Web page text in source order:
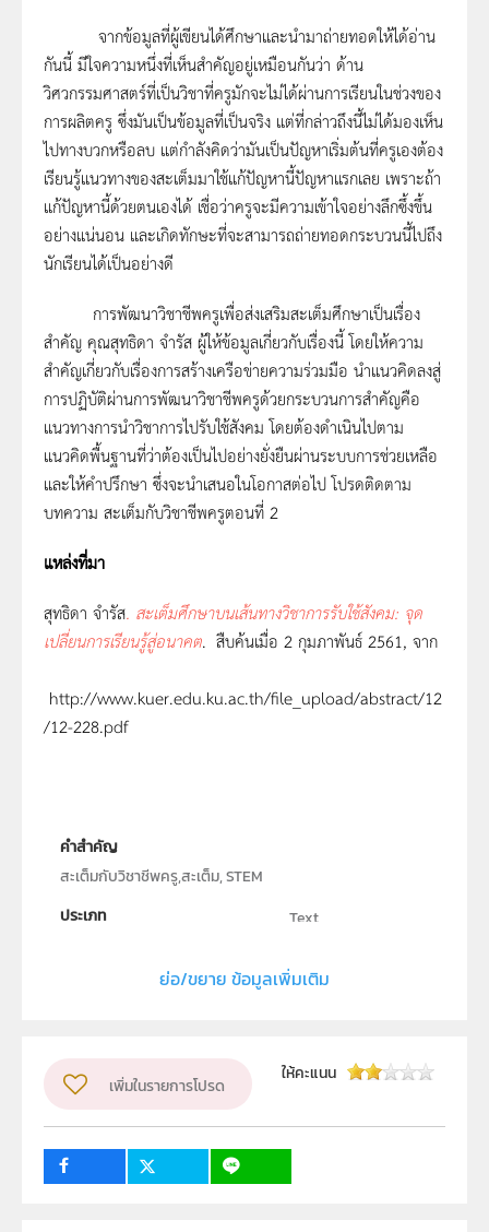
จากข้อมูลที่ผู้เขียนได้ศึกษาและนำมาถ่ายทอดให้ได้อ่าน
กันนี้ มีใจความหนึ่งที่เห็นสำคัญอยู่เหมือนกันว่า ด้าน
วิศวกรรมศาสตร์ที่เป็นวิชาที่ครูมักจะไม่ได้ผ่านการเรียนในช่วงของ
การผลิตครู ซึ่งมันเป็นข้อมูลที่เป็นจริง แต่ที่กล่าวถึงนี้ไม่ได้มองเห็น
ไปทางบวกหรือลบ แต่กำลังคิดว่ามันเป็นปัญหาเริ่มต้นที่ครูเองต้อง
เรียนรู้แนวทางของสะเต็มมาใช้แก้ปัญหานี้ปัญหาแรกเลย เพราะถ้า
แก้ปัญหานี้ด้วยตนเองได้ เชื่อว่าครูจะมีความเข้าใจอย่างลึกซึ้งขึ้น
อย่างแน่นอน และเกิดทักษะที่จะสามารถถ่ายทอดกระบวนนี้ไปถึง
นักเรียนได้เป็นอย่างดี
การพัฒนาวิชาชีพครูเพื่อส่งเสริมสะเต็มศึกษาเป็นเรื่อง
สำคัญ คุณสุทธิดา จํารัส ผู้ให้ข้อมูลเกี่ยวกับเรื่องนี้ โดยให้ความ
สำคัญเกี่ยวกับเรื่องการสร้างเครือข่ายความร่วมมือ นำแนวคิดลงสู่
การปฏิบัติผ่านการพัฒนาวิชาชีพครูด้วยกระบวนการสำคัญคือ
แนวทางการนำวิชาการไปรับใช้สังคม โดยต้องดำเนินไปตาม
แนวคิดพื้นฐานที่ว่าต้องเป็นไปอย่างยั่งยืนผ่านระบบการช่วยเหลือ
และให้คำปรึกษา ซึ่งจะนำเสนอในโอกาสต่อไป โปรดติดตาม
บทความ สะเต็มกับวิชาชีพครูตอนที่ 2
แหล่งที่มา
สุทธิดา จํารัส. สะเต็มศึกษาบนเส้นทางวิชาการรับใช้สังคม: จุด
เปลี่ยนการเรียนรู้สู่อนาคต. สืบค้นเมื่อ 2 กุมภาพันธ์ 2561, จาก
http://www.kuer.edu.ku.ac.th/file_upload/abstract/12
/12-228.pdf
คำสำคัญ
สะเต็มกับวิชาชีพครู,สะเต็ม, STEM
ประเภท
Text
สถาบันส่งเสริมการสอนวิทยาศาสตร์และเทคโนโลยี (สสวท.)
วิชา
สะเต็มศึกษา
กลุ่มเป้าหมาย
ครู
ย่อ/ขยาย ข้อมูลเพิ่มเติม
เพิ่มในรายการโปรด
ให้คะแนน